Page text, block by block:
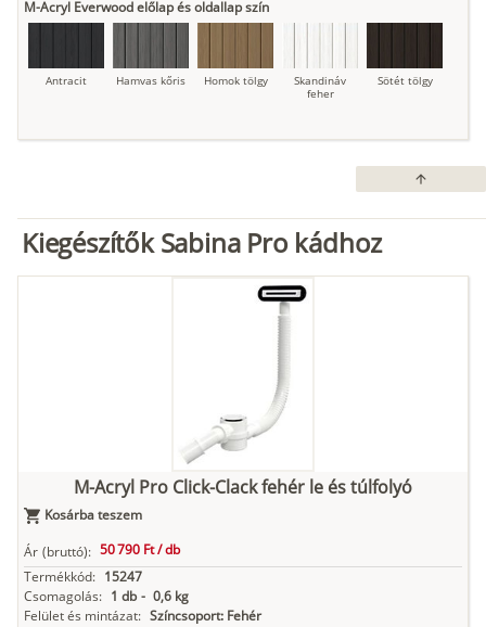
M-Acryl Everwood előlap és oldallap szín
Antracit Hamvas kőris Homok tölgy
Skandináv
feher
Sötét tölgy
arrow_upward
Kiegészítők Sabina Pro kádhoz
M-Acryl Pro Click-Clack fehér le és túlfolyó
Kosárba teszem
Ár (bruttó): 50 790 Ft /db
Termékkód: 15247
Csomagolás: 1 db - 0,6 kg
Felület és mintázat: Színcsoport: Fehér